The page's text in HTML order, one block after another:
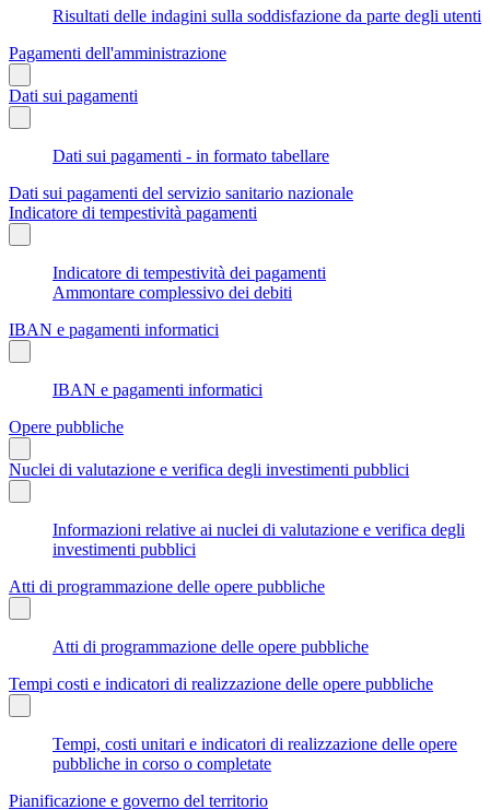
Risultati delle indagini sulla soddisfazione da parte degli utenti
Pagamenti dell'amministrazione
Dati sui pagamenti
Dati sui pagamenti - in formato tabellare
Dati sui pagamenti del servizio sanitario nazionale
Indicatore di tempestività pagamenti
Indicatore di tempestività dei pagamenti
Ammontare complessivo dei debiti
IBAN e pagamenti informatici
IBAN e pagamenti informatici
Opere pubbliche
Nuclei di valutazione e verifica degli investimenti pubblici
Informazioni relative ai nuclei di valutazione e verifica degli
investimenti pubblici
Atti di programmazione delle opere pubbliche
Atti di programmazione delle opere pubbliche
Tempi costi e indicatori di realizzazione delle opere pubbliche
Tempi, costi unitari e indicatori di realizzazione delle opere
pubbliche in corso o completate
Pianificazione e governo del territorio